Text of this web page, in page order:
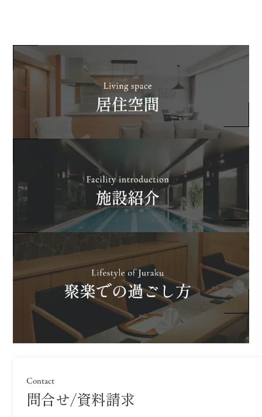
熊本ライフ#熊本の暮らし
#マンション#新たな暮ら
しの提案 #熊本 #くまもと
#kumamoto#庭園#紫陽
したThe 聚楽2022年6月8
日(水)晴#The聚楽#聚楽#
#初夏#夏の風物詩#鮎の塩
焼き#鮎の洗い#鮎の刺身#
釣り#釣り人#お酒
Contact
問合せ/資料請求